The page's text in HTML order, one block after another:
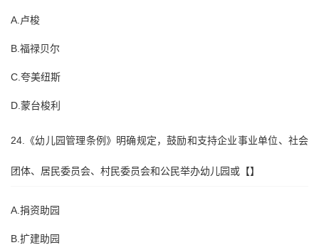
A.卢梭
B.福禄贝尔
C.夸美纽斯
D.蒙台梭利
24.《幼儿园管理条例》明确规定，鼓励和支持企业事业单位、社会
团体、居民委员会、村民委员会和公民举办幼儿园或【】
A.捐资助园
B.扩建助园